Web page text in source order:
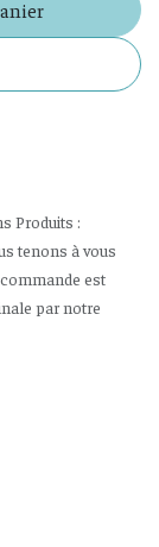
Produits :
tenons à vous
est
par notre